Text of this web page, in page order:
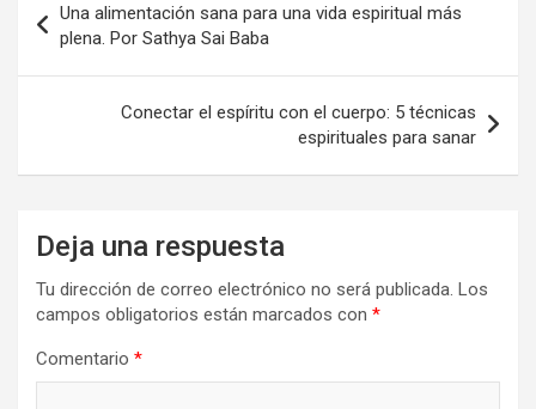
de
entradas
Una alimentación sana para una vida espiritual más
plena. Por Sathya Sai Baba
Conectar el espíritu con el cuerpo: 5 técnicas
espirituales para sanar
Deja una respuesta
Tu dirección de correo electrónico no será publicada. Los
campos obligatorios están marcados con *
Comentario *